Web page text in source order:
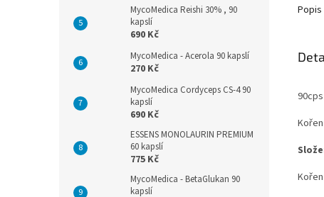
MycoMedica Reishi 30% , 90
kapslí
690 Kč
MycoMedica - Acerola 90 kapslí
270 Kč
MycoMedica Cordyceps CS-4 90
kapslí
690 Kč
ESSENS MONOLAURIN PREMIUM
60 kapslí
775 Kč
MycoMedica - BetaGlukan 90
kapslí
Popis
90cps